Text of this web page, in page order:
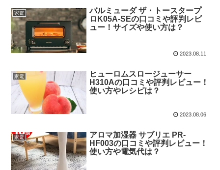
家電
バルミューダ ザ・トースタープ
ロK05A-SEの口コミや評判レビ
ュー！サイズや使い方は？
2023.08.11
家電
ヒューロムスロージューサー
H310Aの口コミや評判レビュー！
使い方やレシピは？
2023.08.06
家電
アロマ加湿器 サブリエ PR-
HF003の口コミや評判レビュー！
使い方や電気代は？